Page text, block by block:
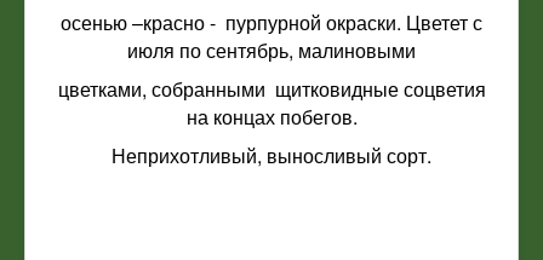
осенью –красно - пурпурной окраски. Цветет с
июля по сентябрь, малиновыми
цветками, собранными щитковидные соцветия
на концах побегов.
Неприхотливый, выносливый сорт.